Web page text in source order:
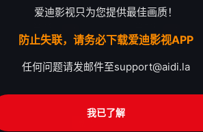
爱迪影视只为您提供最佳画质！
防止失联，请务必下载爱迪影视APP
任何问题请发邮件至support@aidi.la
我已了解